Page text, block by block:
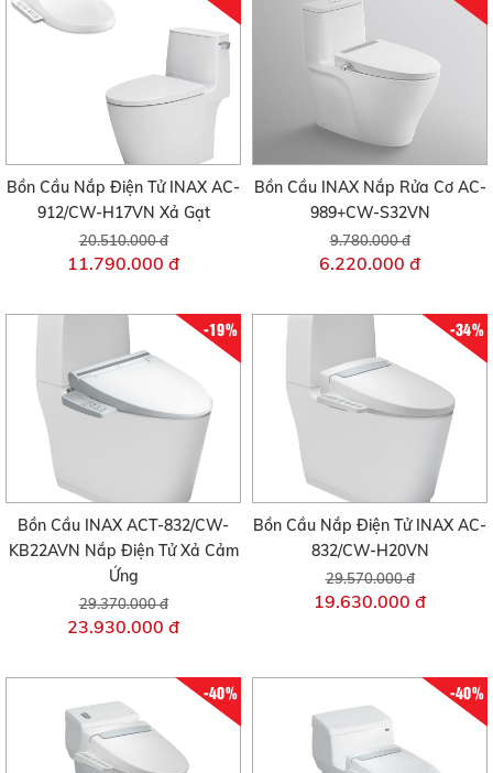
Bồn Cầu Nắp Điện Tử INAX AC-
912/CW-H17VN Xả Gạt
20.510.000 đ
11.790.000 đ
Bồn Cầu INAX Nắp Rửa Cơ AC-
989+CW-S32VN
9.780.000 đ
6.220.000 đ
-19%
Bồn Cầu INAX ACT-832/CW-
KB22AVN Nắp Điện Tử Xả Cảm
Ứng
29.370.000 đ
23.930.000 đ
-34%
Bồn Cầu Nắp Điện Tử INAX AC-
832/CW-H20VN
29.570.000 đ
19.630.000 đ
-40% -40%